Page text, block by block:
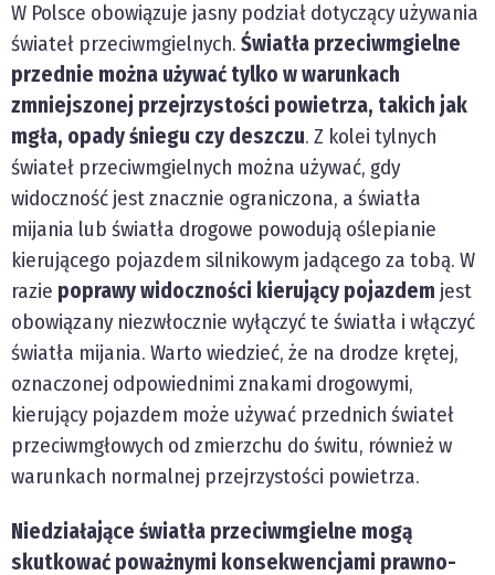
W Polsce obowiązuje jasny podział dotyczący używania
świateł przeciwmgielnych. Światła przeciwmgielne
przednie można używać tylko w warunkach
zmniejszonej przejrzystości powietrza, takich jak
mgła, opady śniegu czy deszczu. Z kolei tylnych
świateł przeciwmgielnych można używać, gdy
widoczność jest znacznie ograniczona, a światła
mijania lub światła drogowe powodują oślepianie
kierującego pojazdem silnikowym jadącego za tobą. W
razie poprawy widoczności kierujący pojazdem jest
obowiązany niezwłocznie wyłączyć te światła i włączyć
światła mijania. Warto wiedzieć, że na drodze krętej,
oznaczonej odpowiednimi znakami drogowymi,
kierujący pojazdem może używać przednich świateł
przeciwmgłowych od zmierzchu do świtu, również w
warunkach normalnej przejrzystości powietrza.
Niedziałające światła przeciwmgielne mogą
skutkować poważnymi konsekwencjami prawno-